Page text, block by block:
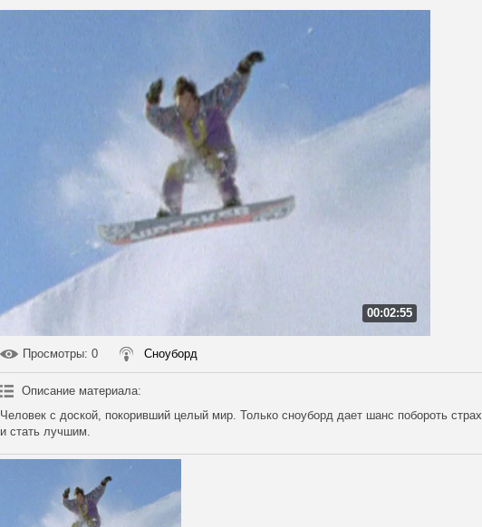
00:02:55
Просмотры: 0 Сноуборд
Описание материала:
Человек с доской, покоривший целый мир. Только сноуборд дает шанс побороть страх
и стать лучшим.